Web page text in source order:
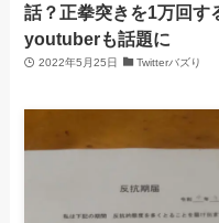
話？正拳突きを1万回す
youtuberも話題に
2022年5月25日 Twitterバズり